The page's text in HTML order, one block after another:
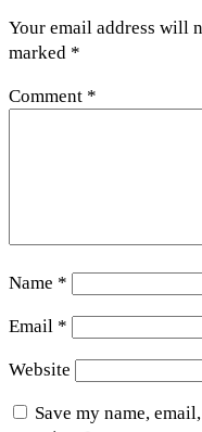
Your email address will
marked *
Comment *
Name *
Email *
Website
Save my name,